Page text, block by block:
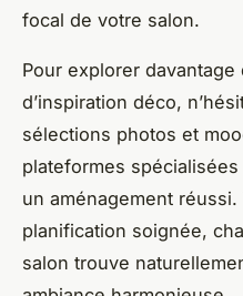
focal de votre salon.
Pour explorer davantage
d’inspiration déco,
sélections photos et
plateformes
un aménagement réussi.
planification soignée,
salon trouve